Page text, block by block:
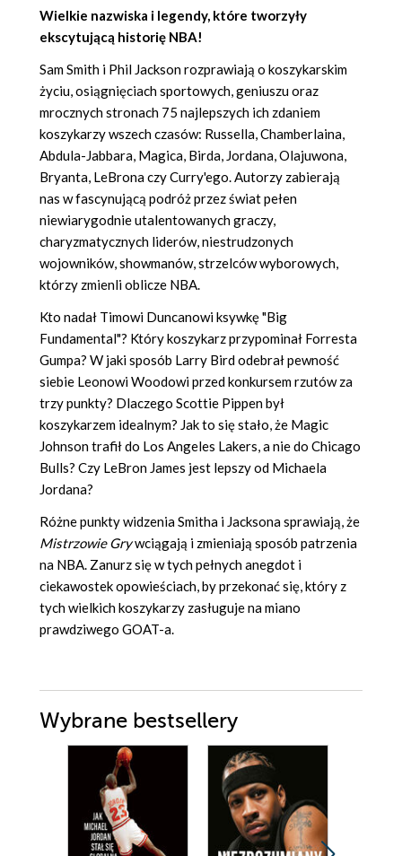
Wielkie nazwiska i legendy, które tworzyły
ekscytującą historię NBA!
Sam Smith i Phil Jackson rozprawiają o koszykarskim
życiu, osiągnięciach sportowych, geniuszu oraz
mrocznych stronach 75 najlepszych ich zdaniem
koszykarzy wszech czasów: Russella, Chamberlaina,
Abdula-Jabbara, Magica, Birda, Jordana, Olajuwona,
Bryanta, LeBrona czy Curry'ego. Autorzy zabierają
nas w fascynującą podróż przez świat pełen
niewiarygodnie utalentowanych graczy,
charyzmatycznych liderów, niestrudzonych
wojowników, showmanów, strzelców wyborowych,
którzy zmienli oblicze NBA.
Kto nadał Timowi Duncanowi ksywkę "Big
Fundamental"? Który koszykarz przypominał Forresta
Gumpa? W jaki sposób Larry Bird odebrał pewność
siebie Leonowi Woodowi przed konkursem rzutów za
trzy punkty? Dlaczego Scottie Pippen był
koszykarzem idealnym? Jak to się stało, że Magic
Johnson trafił do Los Angeles Lakers, a nie do Chicago
Bulls? Czy LeBron James jest lepszy od Michaela
Jordana?
Różne punkty widzenia Smitha i Jacksona sprawiają, że
Mistrzowie Grywciągają i zmieniają sposób patrzenia
na NBA. Zanurz się w tych pełnych anegdot i
ciekawostek opowieściach, by przekonać się, który z
tych wielkich koszykarzy zasługuje na miano
prawdziwego GOAT-a.
Wybrane bestsellery